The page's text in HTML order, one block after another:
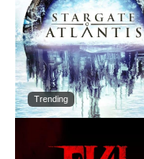
Trending